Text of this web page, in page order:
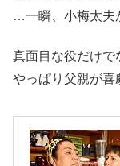
…一瞬、小梅太夫
真面目な役だけで
やっぱり父親が喜